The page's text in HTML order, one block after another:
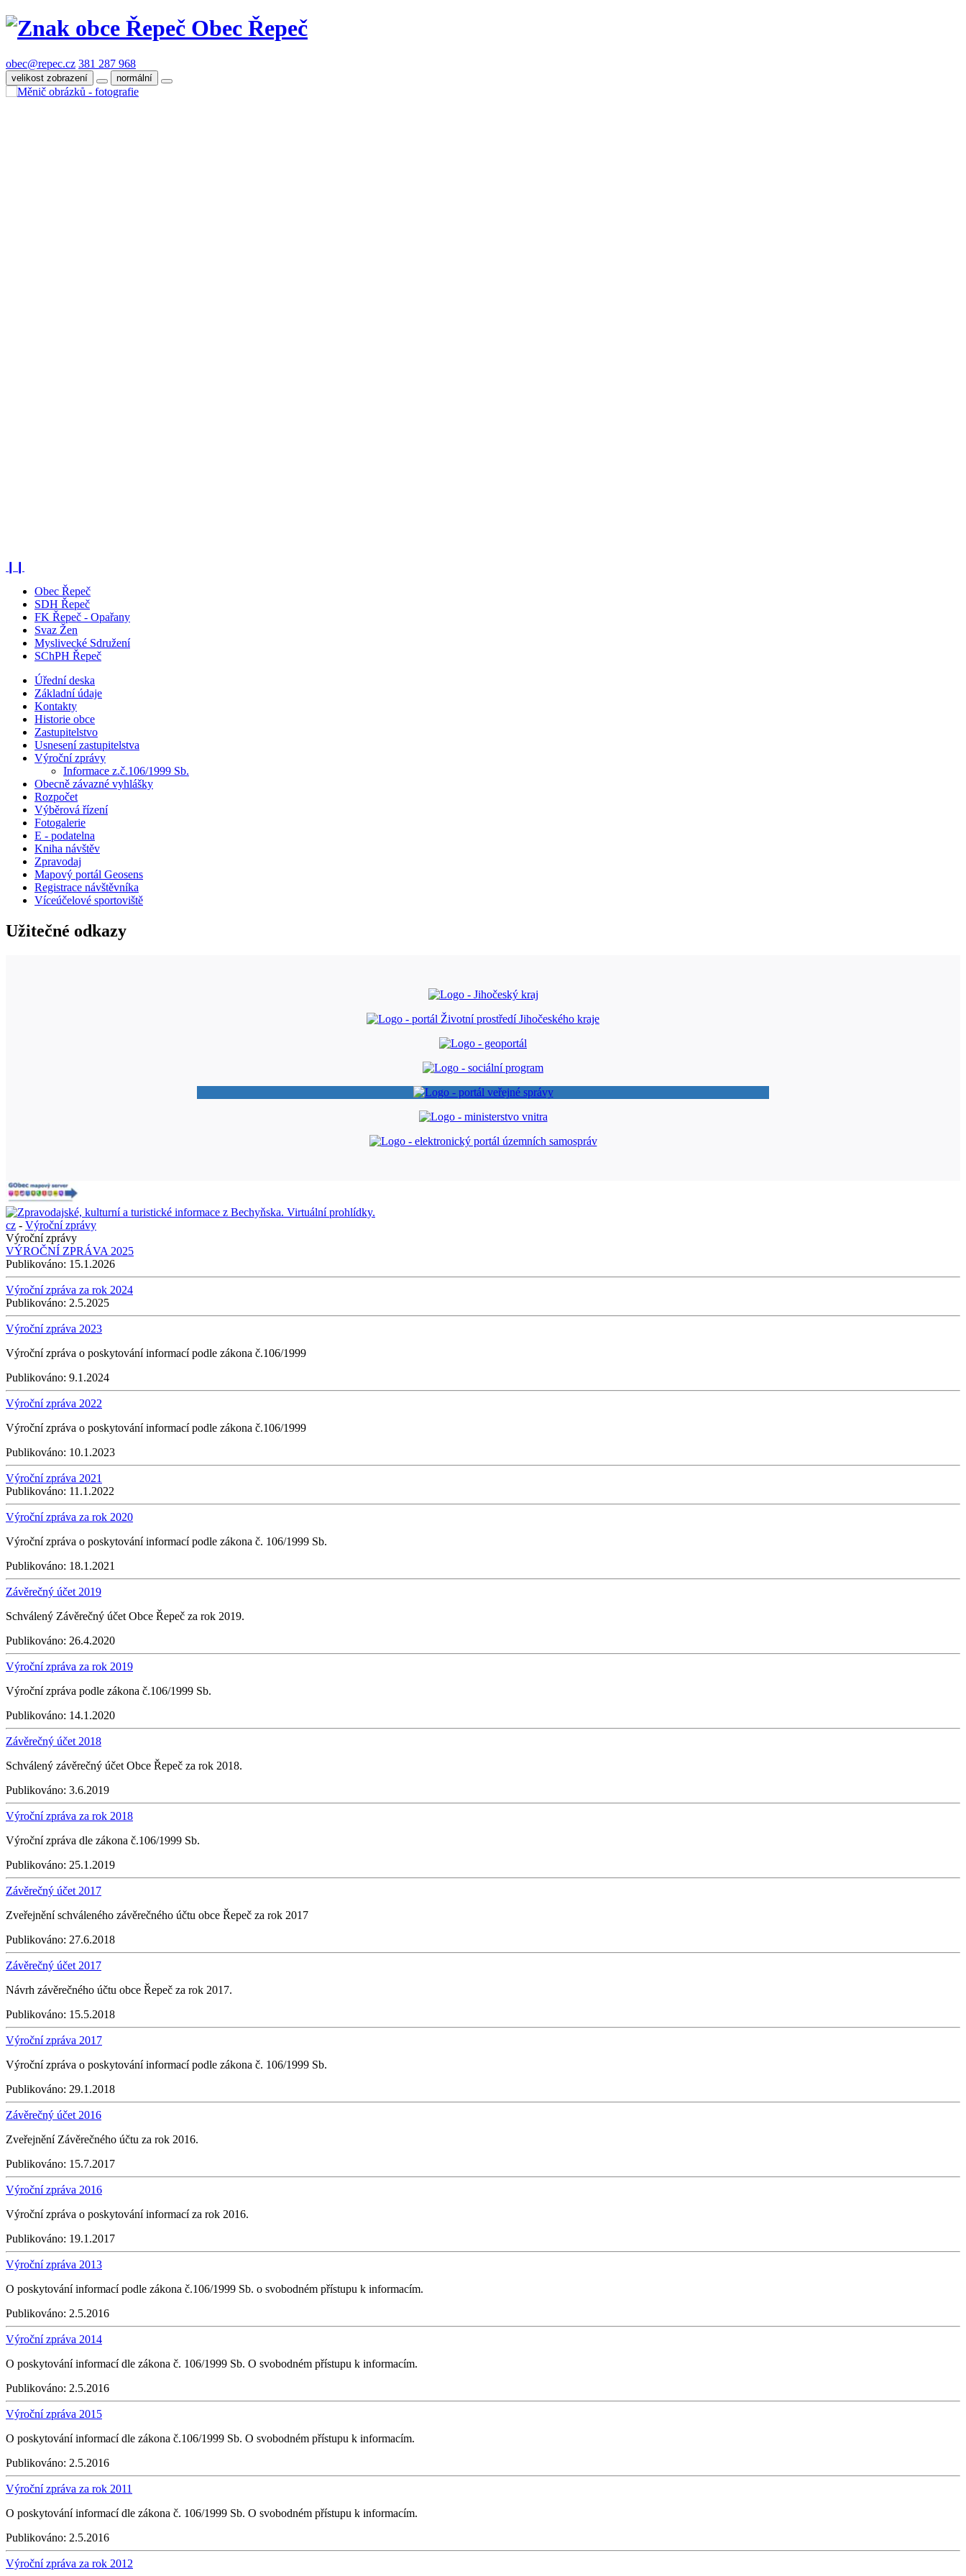
Obec Řepeč
obec@repec.cz 381 287 968
velikost zobrazení normální
Obec Řepeč
SDH Řepeč
FK Řepeč - Opařany
Svaz Žen
Myslivecké Sdružení
SChPH Řepeč
Úřední deska
Základní údaje
Kontakty
Historie obce
Zastupitelstvo
Usnesení zastupitelstva
Výroční zprávy
Informace z.č.106/1999 Sb.
Obecně závazné vyhlášky
Rozpočet
Výběrová řízení
Fotogalerie
E - podatelna
Kniha návštěv
Zpravodaj
Mapový portál Geosens
Registrace návštěvníka
Víceúčelové sportoviště
Užitečné odkazy
cz - Výroční zprávy
Výroční zprávy
VÝROČNÍ ZPRÁVA 2025
Publikováno: 15.1.2026
Výroční zpráva za rok 2024
Publikováno: 2.5.2025
Výroční zpráva 2023
Výroční zpráva o poskytování informací podle zákona č.106/1999
Publikováno: 9.1.2024
Výroční zpráva 2022
Výroční zpráva o poskytování informací podle zákona č.106/1999
Publikováno: 10.1.2023
Výroční zpráva 2021
Publikováno: 11.1.2022
Výroční zpráva za rok 2020
Výroční zpráva o poskytování informací podle zákona č. 106/1999 Sb.
Publikováno: 18.1.2021
Závěrečný účet 2019
Schválený Závěrečný účet Obce Řepeč za rok 2019.
Publikováno: 26.4.2020
Výroční zpráva za rok 2019
Výroční zpráva podle zákona č.106/1999 Sb.
Publikováno: 14.1.2020
Závěrečný účet 2018
Schválený závěrečný účet Obce Řepeč za rok 2018.
Publikováno: 3.6.2019
Výroční zpráva za rok 2018
Výroční zpráva dle zákona č.106/1999 Sb.
Publikováno: 25.1.2019
Závěrečný účet 2017
Zveřejnění schváleného závěrečného účtu obce Řepeč za rok 2017
Publikováno: 27.6.2018
Závěrečný účet 2017
Návrh závěrečného účtu obce Řepeč za rok 2017.
Publikováno: 15.5.2018
Výroční zpráva 2017
Výroční zpráva o poskytování informací podle zákona č. 106/1999 Sb.
Publikováno: 29.1.2018
Závěrečný účet 2016
Zveřejnění Závěrečného účtu za rok 2016.
Publikováno: 15.7.2017
Výroční zpráva 2016
Výroční zpráva o poskytování informací za rok 2016.
Publikováno: 19.1.2017
Výroční zpráva 2013
O poskytování informací podle zákona č.106/1999 Sb. o svobodném přístupu k informacím.
Publikováno: 2.5.2016
Výroční zpráva 2014
O poskytování informací dle zákona č. 106/1999 Sb. O svobodném přístupu k informacím.
Publikováno: 2.5.2016
Výroční zpráva 2015
O poskytování informací dle zákona č.106/1999 Sb. O svobodném přístupu k informacím.
Publikováno: 2.5.2016
Výroční zpráva za rok 2011
O poskytování informací dle zákona č. 106/1999 Sb. O svobodném přístupu k informacím.
Publikováno: 2.5.2016
Výroční zpráva za rok 2012